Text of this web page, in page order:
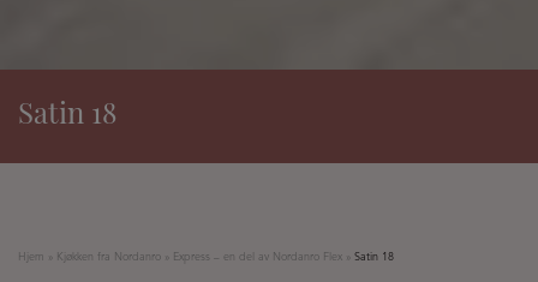
Satin 18
Hjem » Kjøkken fra Nordanro » Express – en del av Nordanro Flex » Satin 18